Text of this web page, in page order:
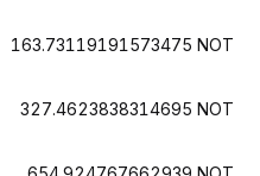
163.73119191573475 NOT
327.4623838314695 NOT